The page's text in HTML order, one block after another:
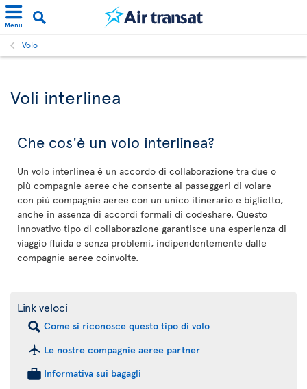
Menu
Volo
Voli interlinea
Che cos'è un volo interlinea?
Un volo interlinea è un accordo di collaborazione tra due o
più compagnie aeree che consente ai passeggeri di volare
con più compagnie aeree con un unico itinerario e biglietto,
anche in assenza di accordi formali di codeshare. Questo
innovativo tipo di collaborazione garantisce una esperienza di
viaggio fluida e senza problemi, indipendentemente dalle
compagnie aeree coinvolte.
Link veloci
Come si riconosce questo tipo di volo
Le nostre compagnie aeree partner
Informativa sui bagagli